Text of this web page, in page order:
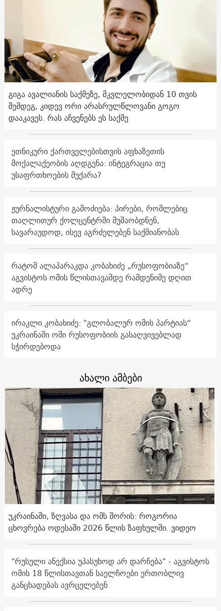
გიგა ავალიანის საქმეზე, მკვლელობიდან 10 თვის
შემდეგ, კიდევ ორი არასრულწლოვანი გოგო
დააკავეს. რას აჩვენებს ეს საქმე
ეთნიკური ქართველებისთვის აფხაზეთის
მოქალაქეობის აღდგენა: ინტეგრაცია თუ
უსაფრთხოების მუქარა?
ჟურნალისტური გამოძიება: პირები, რომლებიც
თაღლითურ ქოლცენტრში მუშაობდნენ,
სავარაუდოდ, ისევ აგრძელებენ საქმიანობას
რატომ ალაპარაკდა კობახიძე „რუსოფობიაზე“
აგვისტოს ომის წლისთავამდე რამდენიმე დღით
ადრე
ირაკლი კობახიძე: "გლობალურ ომის პარტიას“
უკრაინაში ომი რუსოფობიის გასაღვივებლად
სჭირდებოდა
ახალი ამბები
უკრაინაში, ზღვასა და ომს შორის: როგორია
ცხოვრება ოდესაში 2026 წლის ზაფხულში. ვიდეო
"რუსული ანექსია უპასუხოდ არ დარჩება" - აგვისტოს
ომის 18 წლისთავთან საელჩოები ერთობლივ
განცხადებას ავრცელებენ